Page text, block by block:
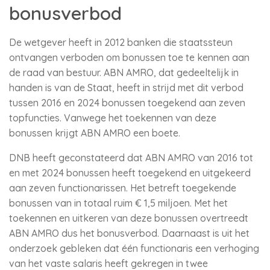
bonusverbod
De wetgever heeft in 2012 banken die staatssteun
ontvangen verboden om bonussen toe te kennen aan
de raad van bestuur. ABN AMRO, dat gedeeltelijk in
handen is van de Staat, heeft in strijd met dit verbod
tussen 2016 en 2024 bonussen toegekend aan zeven
topfuncties. Vanwege het toekennen van deze
bonussen krijgt ABN AMRO een boete.
DNB heeft geconstateerd dat ABN AMRO van 2016 tot
en met 2024 bonussen heeft toegekend en uitgekeerd
aan zeven functionarissen. Het betreft toegekende
bonussen van in totaal ruim € 1,5 miljoen. Met het
toekennen en uitkeren van deze bonussen overtreedt
ABN AMRO dus het bonusverbod. Daarnaast is uit het
onderzoek gebleken dat één functionaris een verhoging
van het vaste salaris heeft gekregen in twee